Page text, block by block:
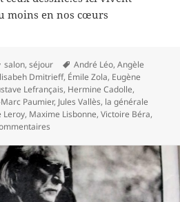
moins en nos cœurs
Catégories
salon,séjour
Mots-
clés
André Léo,Angèle
Dmitrieff, Émile Zola, Eugène
Lefrançais, Hermine Cadolle,
Marc Paumier, Jules Vallès, la générale
Leroy, Maxime Lisbonne,Victoire Béra,